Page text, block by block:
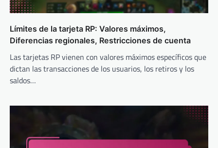
Límites de la tarjeta RP: Valores máximos,
Diferencias regionales, Restricciones de cuenta
Las tarjetas RP vienen con valores máximos específicos que
dictan las transacciones de los usuarios, los retiros y los
saldos…